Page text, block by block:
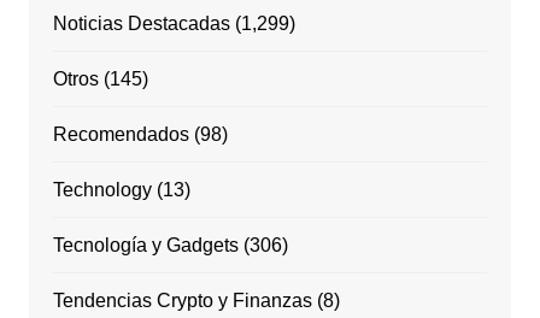
Noticias Destacadas(1,299)
Otros(145)
Recomendados(98)
Technology(13)
Tecnología y Gadgets(306)
Tendencias Crypto y Finanzas(8)